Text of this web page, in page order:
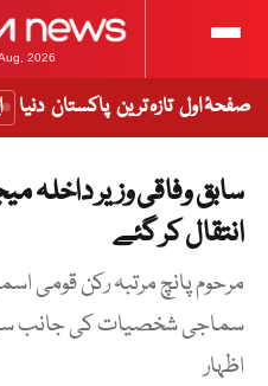
2026
صفحۂ اول تازہ ترین پاکستان دنیا
سابق وفاقی وزیر داخلہ
انتقال کر گئے
مرحوم پانچ مرتبہ رکن قومی
سماجی شخصیات کی جانب
اظہار